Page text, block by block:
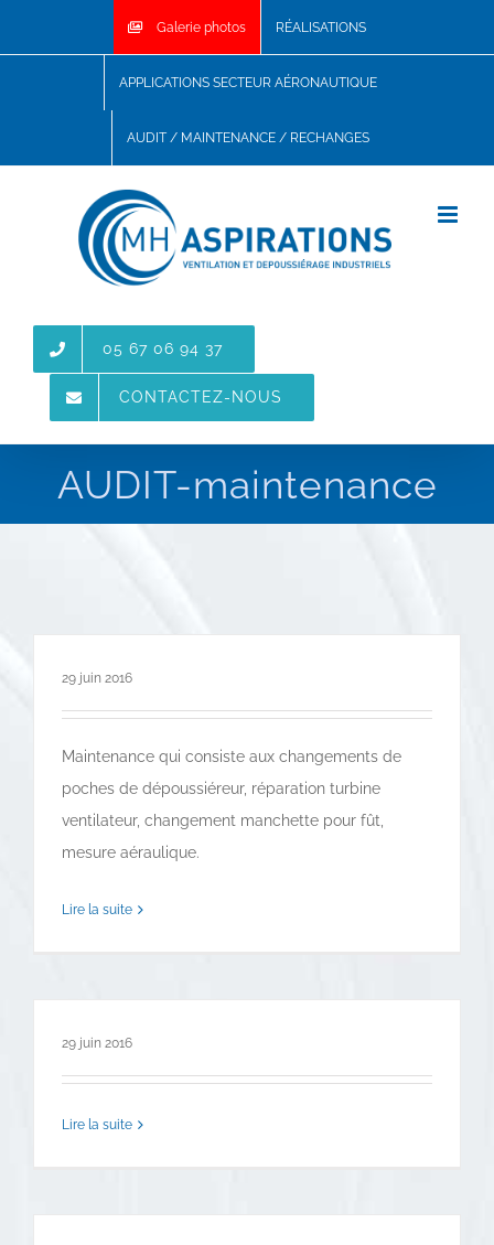
Galerie photos RÉALISATIONS
APPLICATIONS SECTEUR AÉRONAUTIQUE
AUDIT / MAINTENANCE / RECHANGES
05 67 06 94 37
CONTACTEZ-NOUS
AUDIT-maintenance
29 juin 2016
Maintenance qui consiste aux changements de
poches de dépoussiéreur, réparation turbine
ventilateur, changement manchette pour fût,
mesure aéraulique.
Lire la suite
29 juin 2016
Lire la suite